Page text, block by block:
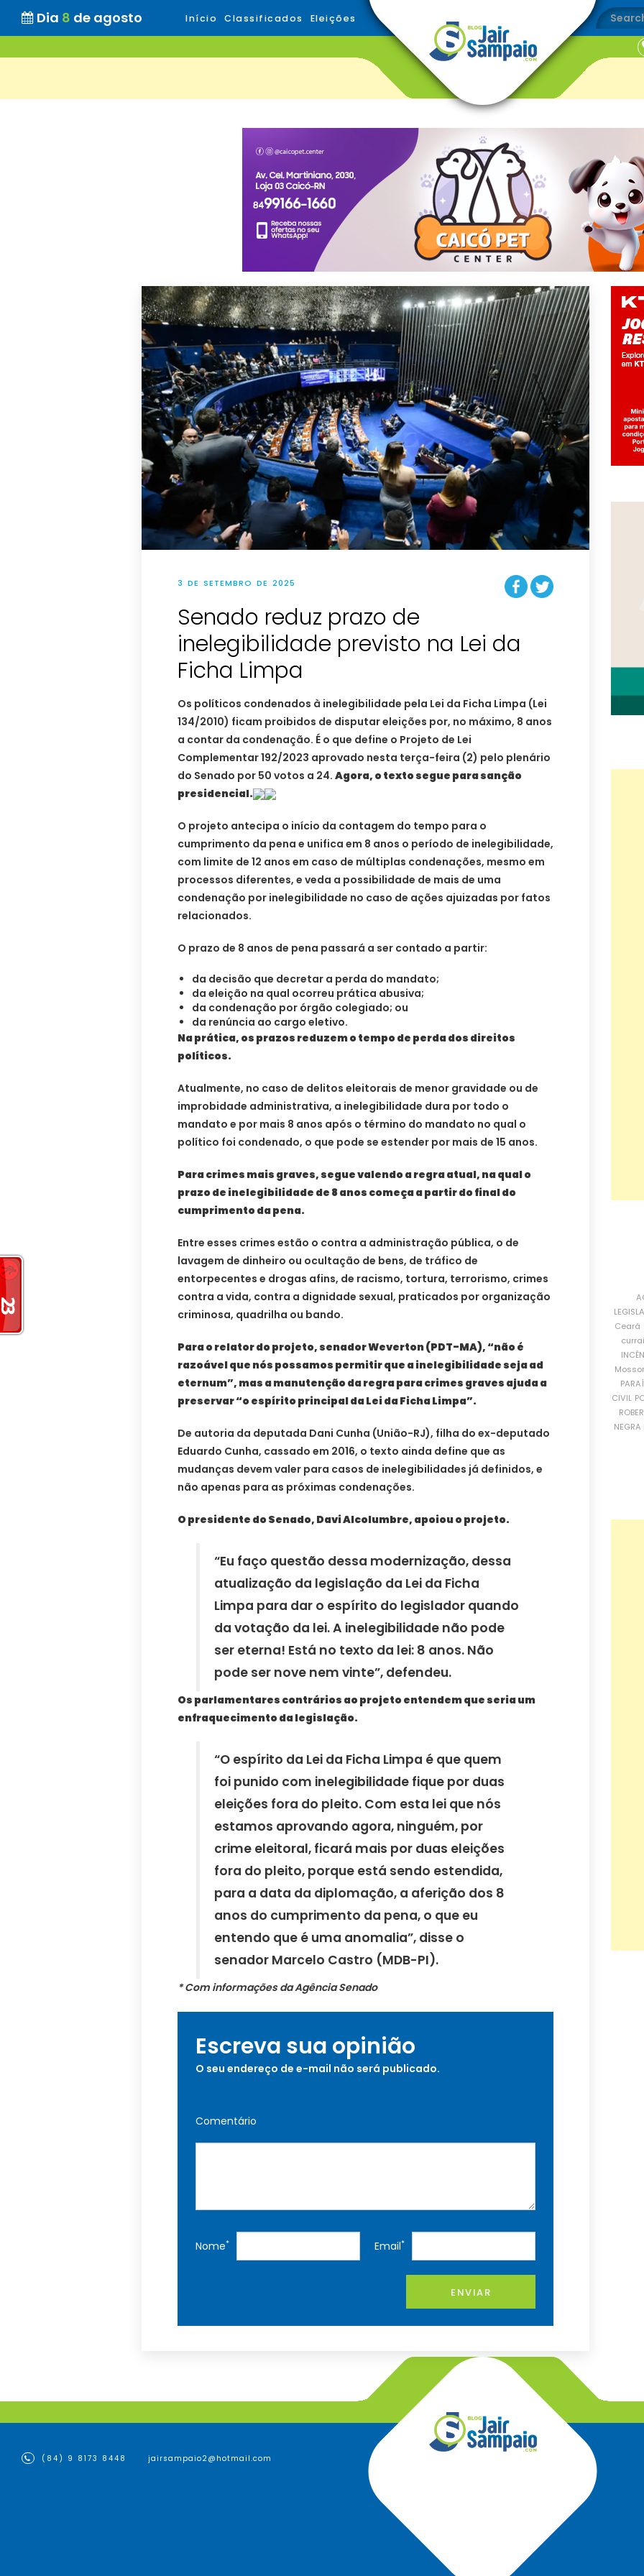
Dia 8 de agosto Início Classificados Eleições
3 DE SETEMBRO DE 2025
Senado reduz prazo de
inelegibilidade previsto na Lei da
Ficha Limpa
Os políticos condenados à inelegibilidade pela Lei da Ficha Limpa (Lei
134/2010) ficam proibidos de disputar eleições por, no máximo, 8 anos
a contar da condenação. É o que define o Projeto de Lei
Complementar 192/2023 aprovado nesta terça-feira (2) pelo plenário
do Senado por 50 votos a 24. Agora, o texto segue para sanção
presidencial.
O projeto antecipa o início da contagem do tempo para o
cumprimento da pena e unifica em 8 anos o período de inelegibilidade,
com limite de 12 anos em caso de múltiplas condenações, mesmo em
processos diferentes, e veda a possibilidade de mais de uma
condenação por inelegibilidade no caso de ações ajuizadas por fatos
relacionados.
O prazo de 8 anos de pena passará a ser contado a partir:
da decisão que decretar a perda do mandato;
da eleição na qual ocorreu prática abusiva;
da condenação por órgão colegiado; ou
da renúncia ao cargo eletivo.
Na prática, os prazos reduzem o tempo de perda dos direitos
políticos.
Atualmente, no caso de delitos eleitorais de menor gravidade ou de
improbidade administrativa, a inelegibilidade dura por todo o
mandato e por mais 8 anos após o término do mandato no qual o
político foi condenado, o que pode se estender por mais de 15 anos.
Para crimes mais graves, segue valendo a regra atual, na qual o
prazo de inelegibilidade de 8 anos começa a partir do final do
cumprimento da pena.
Entre esses crimes estão o contra a administração pública, o de
lavagem de dinheiro ou ocultação de bens, de tráfico de
entorpecentes e drogas afins, de racismo, tortura, terrorismo, crimes
contra a vida, contra a dignidade sexual, praticados por organização
criminosa, quadrilha ou bando.
Para o relator do projeto, senador Weverton (PDT-MA), “não é
razoável que nós possamos permitir que a inelegibilidade seja ad
eternum”, mas a manutenção da regra para crimes graves ajuda a
preservar “o espírito principal da Lei da Ficha Limpa”.
De autoria da deputada Dani Cunha (União-RJ), filha do ex-deputado
Eduardo Cunha, cassado em 2016, o texto ainda define que as
mudanças devem valer para casos de inelegibilidades já definidos, e
não apenas para as próximas condenações.
O presidente do Senado, Davi Alcolumbre, apoiou o projeto.
“Eu faço questão dessa modernização, dessa
atualização da legislação da Lei da Ficha
Limpa para dar o espírito do legislador quando
da votação da lei. A inelegibilidade não pode
ser eterna! Está no texto da lei: 8 anos. Não
pode ser nove nem vinte”, defendeu.
Os parlamentares contrários ao projeto entendem que seria um
enfraquecimento da legislação.
“O espírito da Lei da Ficha Limpa é que quem
foi punido com inelegibilidade fique por duas
eleições fora do pleito. Com esta lei que nós
estamos aprovando agora, ninguém, por
crime eleitoral, ficará mais por duas eleições
fora do pleito, porque está sendo estendida,
para a data da diplomação, a aferição dos 8
anos do cumprimento da pena, o que eu
entendo que é uma anomalia”, disse o
senador Marcelo Castro (MDB-PI).
* Com informações da Agência Senado
Escreva sua opinião
O seu endereço de e-mail não será publicado.
Comentário
Nome* Email*
ENVIAR
Ceará
CIVIL
NEGRA
(84) 9 8173 8448 jairsampaio2@hotmail.com